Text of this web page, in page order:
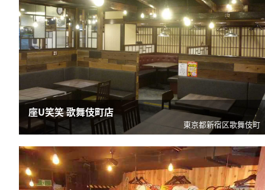
座U笑笑 歌舞伎町店
東京都新宿区歌舞伎町